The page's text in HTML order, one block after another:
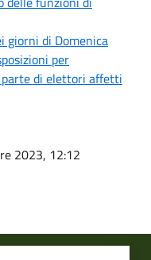
giorni di Domenica
per
parte di elettori affetti
2023, 12:12